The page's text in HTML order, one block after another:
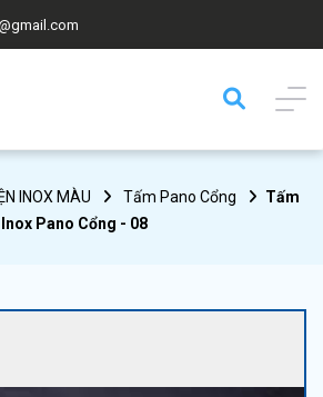
INOX MÀU Tấm Pano Cổng
Tấm
Inox Pano Cổng - 08